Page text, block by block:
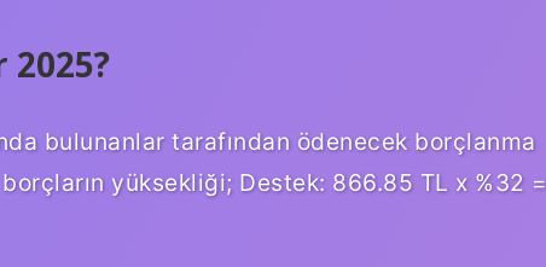
2025?
bulunanlar tarafından ödenecek borçlanma
yüksekliği; Destek: 866.85 TL x %32 =